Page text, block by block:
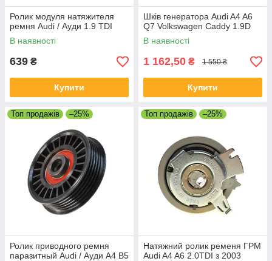
Ролик модуля натяжителя
ремня Audi / Ауди 1.9 TDI
В наявності
639 ₴
Купити
Шків генератора Audi A4 A6
Q7 Volkswagen Caddy 1.9D
В наявності
1 162,50 ₴ 1 550 ₴
Купити
Топ продажів –25%
Ролик приводного ремня
паразитный Audi / Ауди A4 B5
Топ продажів –25%
Натяжний ролик ременя ГРМ
Audi A4 A6 2.0TDI з 2003